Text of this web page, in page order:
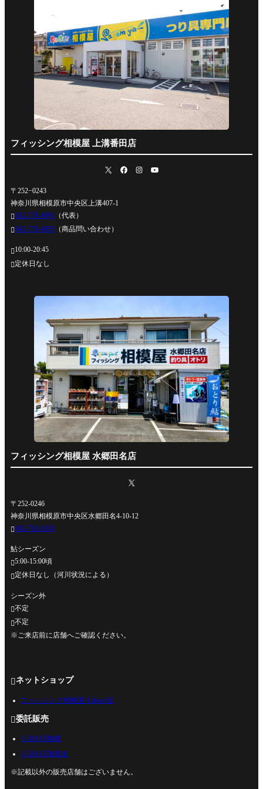
フィッシング相模屋 上溝番田店
〒252−0243
神奈川県相模原市中央区上溝407-1
042-778-4991
（代表）
042-778-4995 （商品問い合わせ）
10:00-20:45
定休日なし
フィッシング相模屋 水郷田名店
〒252-0246
神奈川県相模原市中央区水郷田名4-10-12
042-762-0330
鮎シーズン
5:00-15:00頃
定休日なし（河川状況による）
シーズン外
不定
不定
※ご来店前に店舗へご確認ください。
ネットショップ
フィッシング相模屋 Yahoo!店
委託販売
U-BASE相模
U-BASE海老名
※記載以外の販売店舗はございません。